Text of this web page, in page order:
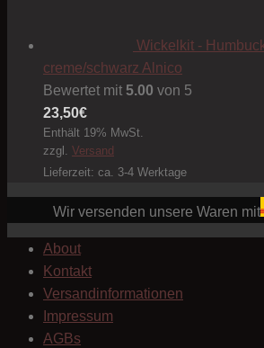
Wickelkit -
creme/schwarz Alnico
Bewertet mit 5.00 von 5
23,50€
Enthält 19% MwSt.
zzgl. Versand
Lieferzeit: ca. 3-4 Werktage
Wir versenden unsere Waren mit
About
Kontakt
Versandinformationen
Impressum
AGBs